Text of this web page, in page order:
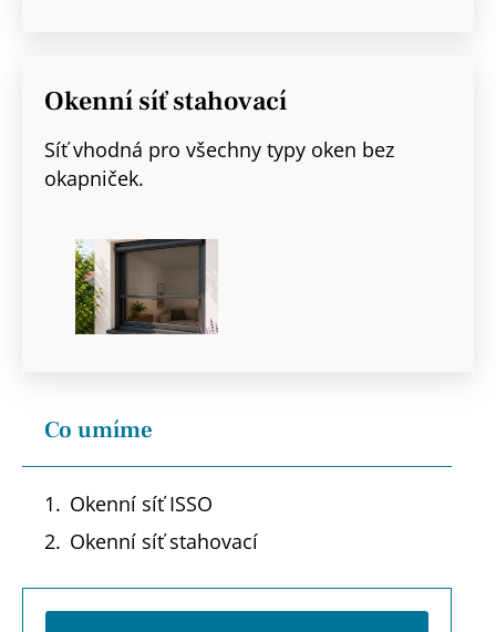
Co umíme
Okenní síť ISSO
Okenní síť stahovací
Okenní síť stahovací
Síť vhodná pro všechny typy oken bez
okapniček.